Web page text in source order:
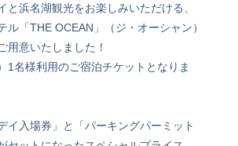
と浜名湖観光をお楽しみいただける、
ル「THE OCEAN」（ジ・オーシャン）
用意いたしました！
1名様利用のご宿泊チケットとなりま
イ入場券」と「パーキングパーミット